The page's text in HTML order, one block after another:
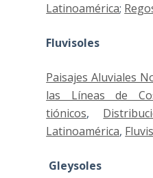
Latinoamérica;
Fluvisoles
Paisajes Aluviales
las Líneas de
tiónicos,
Latinoamérica,
Gleysoles